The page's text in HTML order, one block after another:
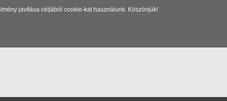
javítása céljából cookie-kat használunk. Köszönjük!